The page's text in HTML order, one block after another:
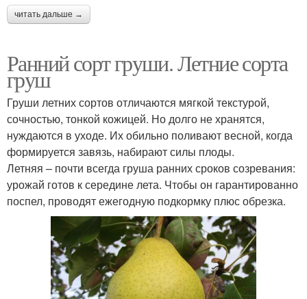
читать дальше →
Ранний сорт груши. Летние сорта
груш
Груши летних сортов отличаются мягкой текстурой,
сочностью, тонкой кожицей. Но долго не хранятся,
нуждаются в уходе. Их обильно поливают весной, когда
формируется завязь, набирают силы плоды.
Летняя – почти всегда груша ранних сроков созревания:
урожай готов к середине лета. Чтобы он гарантированно
поспел, проводят ежегодную подкормку плюс обрезка.